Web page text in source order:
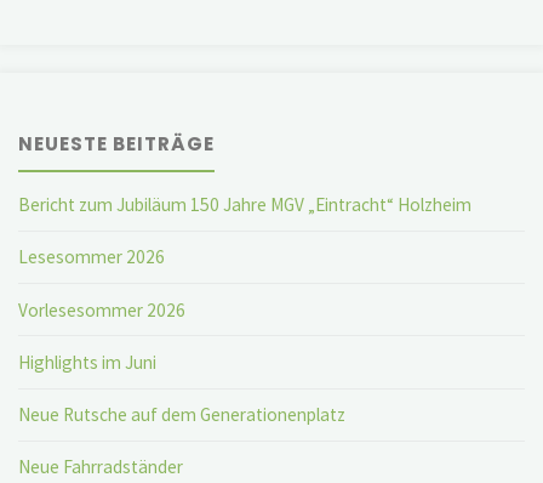
NEUESTE BEITRÄGE
Bericht zum Jubiläum 150 Jahre MGV „Eintracht“ Holzheim
Lesesommer 2026
Vorlesesommer 2026
Highlights im Juni
Neue Rutsche auf dem Generationenplatz
Neue Fahrradständer